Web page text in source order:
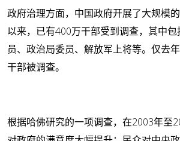
政府治理方面，中国政府开展了大规模
以来，已有400万干部受到调查，其中
员、政治局委员、解放军上将等。仅去
干部被调查。
根据哈佛研究的一项调查，在2003年至